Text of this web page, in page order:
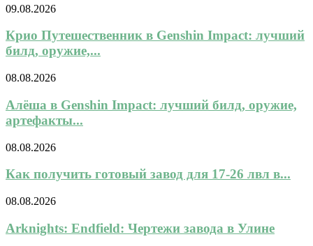
09.08.2026
Крио Путешественник в Genshin Impact: лучший
билд, оружие,...
08.08.2026
Алёша в Genshin Impact: лучший билд, оружие,
артефакты...
08.08.2026
Как получить готовый завод для 17-26 лвл в...
08.08.2026
Arknights: Endfield: Чертежи завода в Улине